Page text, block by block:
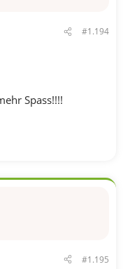
#1.194
Spass!!!!
#1.195